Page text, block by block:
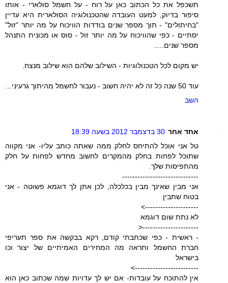
תשכפל את כל הכתוב כאן על רוח - על חשמל סולארי - אותו
סיפור בדיוק, למעט העובדה שהטכנולוגיה הסולארית היא עדיין
"בחיתולים" - תוך מספר שנים בודדות הוויכוח על מה יותר "זול"
יסתיים - כפי שהוויכוח על מה יותר זול - סוס או מכונית התנהל
מספר שנים.....
יש מקום לכל הטכנולוגיות - השילוב שלהם הוא שילוב מנצח.
עוד 50 שנה כל זה לא יהיה חשוב - נעבור לחשמל מהיתוך גרעיני...
השב
אחד אחר 30 בדצמבר 2012 בשעה 18:39
טל אני אוכל להתיחס לחלק ממה שאתה כותב עליו- אני מקווה
שתוכל לפחות בחלק מהמקרים לחשוב מחדש לפחות על חלק
מהתפיסות שלך.
------------------------------
אני מבין שאינך מבין בכלכלה, לכן אתן לך דוגמא פשוטה - אני
בטוח שתבין
--------------------->
לא נתת שום דוגמא
----------------------<
- ראשית - כפי שכתבתי קודם, רקא בבקשה את ספר תעריפי
חברת החשמל ותראה מה המחירים האמיתיים של יצור וכו
בישראל
------------------------->
אין להתוכח על עובדות- אם יש לך עדויות שמה שכתוב כאן הוא